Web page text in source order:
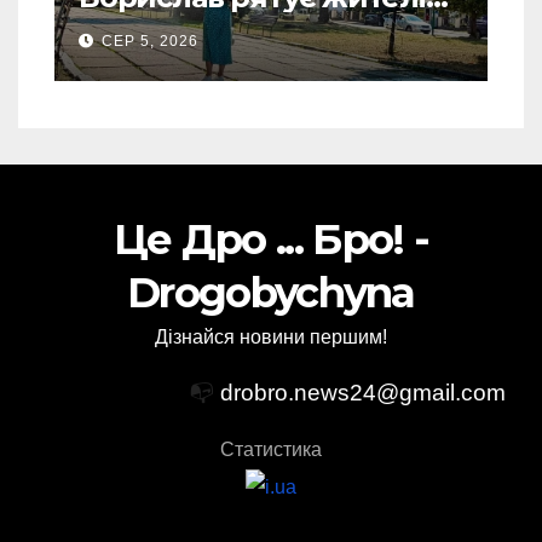
від рекордної спеки
(Фото)
СЕР 5, 2026
Це Дро ... Бро! -
Drogobychyna
Дізнайся новини першим!
📭 drobro.news24@gmail.com
Статистика